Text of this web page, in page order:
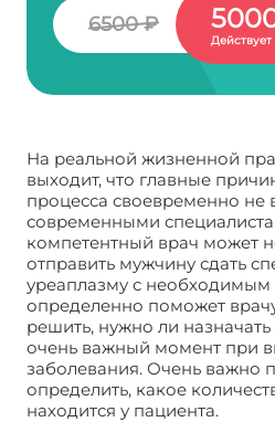
6500 ₽
На реальной жизненной
выходит, что главные
процесса своевременно не
современными
компетентный врач может
отправить мужчину сдать
уреаплазму с необходимым
определенно поможет
решить, нужно ли
очень важный момент при
заболевания. Очень важно
определить, какое
находится у пациента.